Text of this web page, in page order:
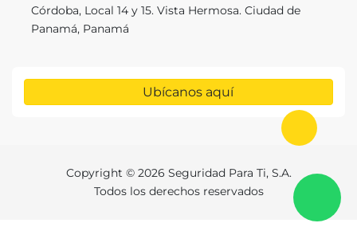
Ir al
Córdoba, Local 14 y 15. Vista Hermosa. Ciudad de
Panamá, Panamá
Ubícanos aquí
Copyright © 2026 Seguridad Para Ti, S.A.
Todos los derechos reservados